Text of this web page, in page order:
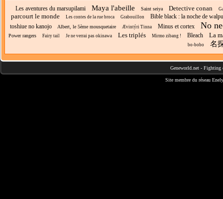
Les aventures du marsupilami Maya l'abeille Saint seiya Detective conan
parcourt le monde Les contes de la rue broca Grabouillon
Bible black : la noche de
toshiue no kanojo
Albert, le 5ème mousquetaire Ævintýri Tinna Minus et cortex No
Power rangers Fairy tail Je ne verrai pas okinawa Les triplés Mirmo zibang ! Bleach La
bo-bobo 名
Geneworld.net - Fighting
Site membre du réseau